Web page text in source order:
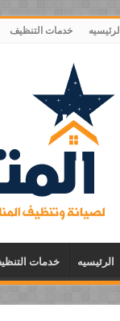
الرئيسيه خدمات التنظيف
الرئيسيه خدمات